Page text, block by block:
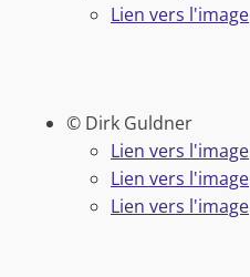
Lien vers l'image
© Dirk Guldner
Lien vers l'image
Lien vers l'image
Lien vers l'image